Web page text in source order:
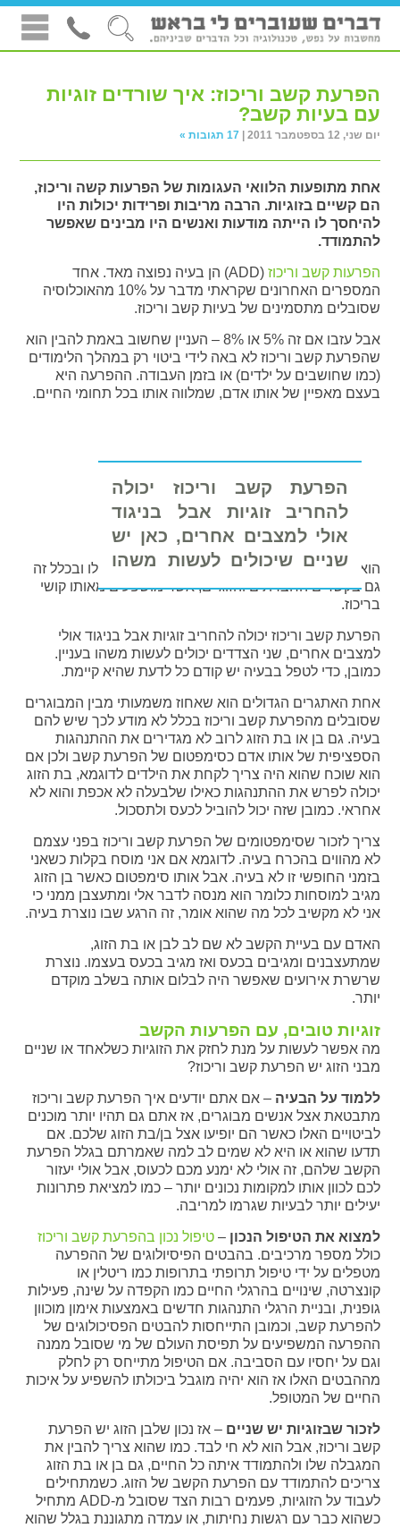
הפרעת קשב וריכוז: איך שורדים זוגיות
עם בעיות קשב?
יום שני, 12 בספטמבר 2011 | 17 תגובות »
אחת מתופעות הלוואי העגומות של הפרעות קשה וריכוז,
הם קשיים בזוגיות. הרבה מריבות ופרידות יכולות היו
להיחסך לו הייתה מודעות ואנשים היו מבינים שאפשר
להתמודד.
הפרעות קשב וריכוז
(ADD) הן בעיה נפוצה מאד. אחד
המספרים האחרונים שקראתי מדבר על 10% מהאוכלוסיה
שסובלים מתסמינים של בעיות קשב וריכוז.
אבל עזבו אם זה 5% או 8% – העניין שחשוב באמת להבין הוא
שהפרעת קשב וריכוז לא באה לידי ביטוי רק במהלך הלימודים
(כמו שחושבים על ילדים) או בזמן העבודה. ההפרעה היא
בעצם מאפיין של אותו אדם, שמלווה אותו בכל תחומי החיים.
הוא צריך להתמודד איתה בכל היבט של החיים שלו ובכלל זה
גם בקשרים החברתים והזוגיים, אשר מושפעים מאותו קושי
בריכוז.
הפרעת קשב וריכוז יכולה להחריב זוגיות אבל בניגוד אולי
למצבים אחרים, שני הצדדים יכולים לעשות משהו בעניין.
כמובן, כדי לטפל בבעיה יש קודם כל לדעת שהיא קיימת.
אחת האתגרים הגדולים הוא שאחוז משמעותי מבין המבוגרים
שסובלים מהפרעת קשב וריכוז בכלל לא מודע לכך שיש להם
בעיה. גם בן או בת הזוג לרוב לא מגדירים את ההתנהגות
הספציפית של אותו אדם כסימפטום של הפרעת קשב ולכן אם
הוא שוכח שהוא היה צריך לקחת את הילדים לדוגמא, בת הזוג
יכולה לפרש את ההתנהגות כאילו שלבעלה לא אכפת והוא לא
אחראי. כמובן שזה יכול להוביל לכעס ולתסכול.
צריך לזכור שסימפטומים של הפרעת קשב וריכוז בפני עצמם
לא מהווים בהכרח בעיה. לדוגמא אם אני מוסח בקלות כשאני
בזמני החופשי זו לא בעיה. אבל אותו סימפטום כאשר בן הזוג
מגיב למוסחות כלומר הוא מנסה לדבר אלי ומתעצבן ממני כי
אני לא מקשיב לכל מה שהוא אומר, זה הרגע שבו נוצרת בעיה.
האדם עם בעיית הקשב לא שם לב לבן או בת הזוג,
שמתעצבנים ומגיבים בכעס ואז מגיב בכעס בעצמו. נוצרת
שרשרת אירועים שאפשר היה לבלום אותה בשלב מוקדם
יותר.
זוגיות טובים, עם הפרעות הקשב
מה אפשר לעשות על מנת לחזק את הזוגיות כשלאחד או שניים
מבני הזוג יש הפרעת קשב וריכוז?
ללמוד על הבעיה – אם אתם יודעים איך הפרעת קשב וריכוז
מתבטאת אצל אנשים מבוגרים, אז אתם גם תהיו יותר מוכנים
לביטויים האלו כאשר הם יופיעו אצל בן/בת הזוג שלכם. אם
תדעו שהוא או היא לא שמים לב למה שאמרתם בגלל הפרעת
הקשב שלהם, זה אולי לא ימנע מכם לכעוס, אבל אולי יעזור
לכם לכוון אותו למקומות נכונים יותר – כמו למציאת פתרונות
יעילים יותר לבעיות שגרמו למריבה.
למצוא את הטיפול הנכון –טיפול נכון בהפרעת קשב וריכוז
כולל מספר מרכיבים. בהבטים הפיסיולוגים של ההפרעה
מטפלים על ידי טיפול תרופתי בתרופות כמו ריטלין או
קונצרטה, שינויים בהרגלי החיים כמו הקפדה על שינה, פעילות
גופנית, ובניית הרגלי התנהגות חדשים באמצעות אימון מוכוון
להפרעת קשב, וכמובן התייחסות להבטים הפסיכולוגים של
ההפרעה המשפיעים על תפיסת העולם של מי שסובל ממנה
וגם על יחסיו עם הסביבה. אם הטיפול מתייחס רק לחלק
מההבטים האלו אז הוא יהיה מוגבל ביכולתו להשפיע על איכות
החיים של המטופל.
לזכור שבזוגיות יש שניים – אז נכון שלבן הזוג יש הפרעת
קשב וריכוז, אבל הוא לא חי לבד. כמו שהוא צריך להבין את
המגבלה שלו ולהתמודד איתה כל החיים, גם בן או בת הזוג
צריכים להתמודד עם הפרעת הקשב של הזוג. כשמתחילים
לעבוד על הזוגיות, פעמים רבות הצד שסובל מ-ADD מתחיל
כשהוא כבר עם רגשות נחיתות, או עמדה מתגוננת בגלל שהוא
הפרעת קשב וריכוז יכולה
להחריב זוגיות אבל בניגוד
אולי למצבים אחרים, כאן יש
שניים שיכולים לעשות משהו
בעניין